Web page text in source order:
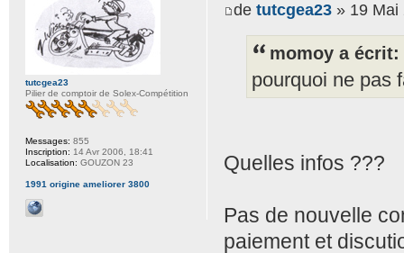
de tutcgea23 » 19 Mai
momoy a écrit:
pourquoi ne pas
Quelles infos ???
Pas de nouvelle
paiement et
tutcgea23
Pilier de comptoir de Solex-Compétition
Messages: 855
Inscription: 14 Avr 2006, 18:41
Localisation: GOUZON 23
1991 origine ameliorer 3800